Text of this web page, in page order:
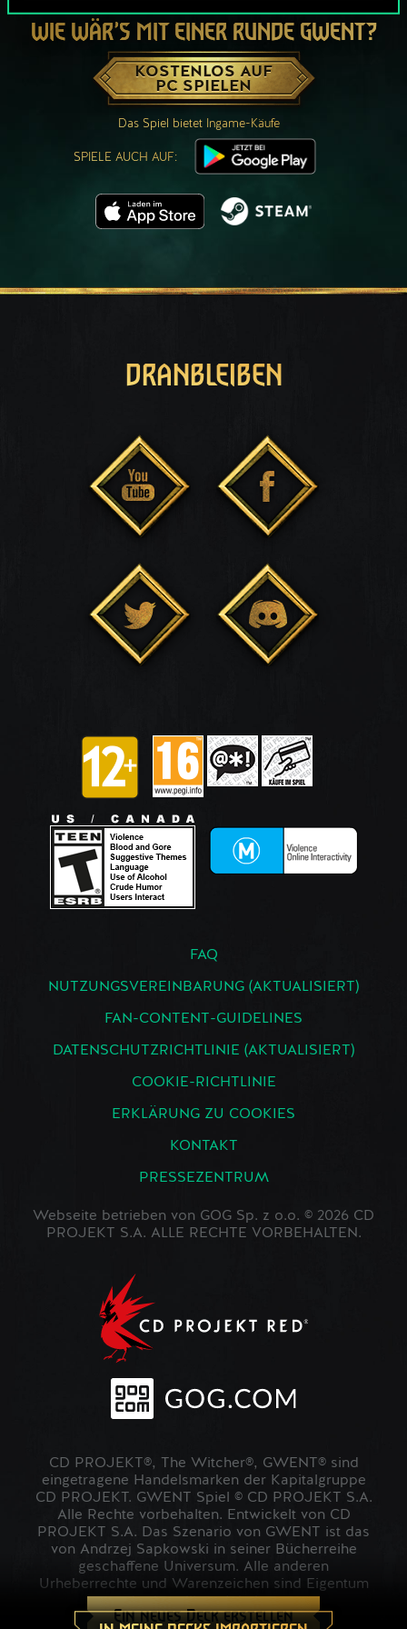
Ein neues Deck erstellen
WIE WÄR’S MIT EINER RUNDE GWENT?
KOSTENLOS AUF
PC SPIELEN
Das Spiel bietet Ingame-Käufe
SPIELE AUCH AUF:
DRANBLEIBEN
FAQ
NUTZUNGSVEREINBARUNG (AKTUALISIERT)
FAN-CONTENT-GUIDELINES
DATENSCHUTZRICHTLINIE (AKTUALISIERT)
COOKIE-RICHTLINIE
ERKLÄRUNG ZU COOKIES
KONTAKT
PRESSEZENTRUM
Webseite betrieben von GOG Sp. z o.o. © 2026 CD
PROJEKT S.A. ALLE RECHTE VORBEHALTEN.
CD PROJEKT®, The Witcher®, GWENT® sind
eingetragene Handelsmarken der Kapitalgruppe
CD PROJEKT. GWENT Spiel © CD PROJEKT S.A.
Alle Rechte vorbehalten. Entwickelt von CD
PROJEKT S.A. Das Szenario von GWENT ist das
von Andrzej Sapkowski in seiner Bücherreihe
geschaffene Universum. Alle anderen
Urheberrechte und Warenzeichen sind Eigentum
der jeweiligen Inhaber.